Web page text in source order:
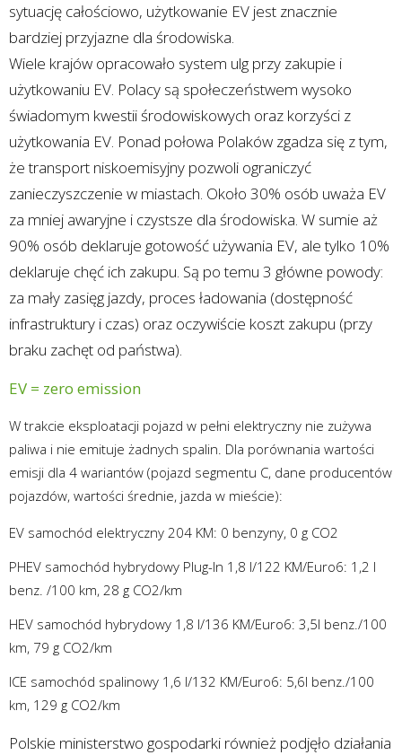
sytuację całościowo, użytkowanie EV jest znacznie
bardziej przyjazne dla środowiska.
Wiele krajów opracowało system ulg przy zakupie i
użytkowaniu EV. Polacy są społeczeństwem wysoko
świadomym kwestii środowiskowych oraz korzyści z
użytkowania EV. Ponad połowa Polaków zgadza się z tym,
że transport niskoemisyjny pozwoli ograniczyć
zanieczyszczenie w miastach. Około 30% osób uważa EV
za mniej awaryjne i czystsze dla środowiska. W sumie aż
90% osób deklaruje gotowość używania EV, ale tylko 10%
deklaruje chęć ich zakupu. Są po temu 3 główne powody:
za mały zasięg jazdy, proces ładowania (dostępność
infrastruktury i czas) oraz oczywiście koszt zakupu (przy
braku zachęt od państwa).
EV = zero emission
W trakcie eksploatacji pojazd w pełni elektryczny nie zużywa
paliwa i nie emituje żadnych spalin. Dla porównania wartości
emisji dla 4 wariantów (pojazd segmentu C, dane producentów
pojazdów, wartości średnie, jazda w mieście):
EV samochód elektryczny 204 KM: 0 benzyny, 0 g CO2
PHEV samochód hybrydowy Plug-In 1,8 l/122 KM/Euro6: 1,2 l
benz. /100 km, 28 g CO2/km
HEV samochód hybrydowy 1,8 l/136 KM/Euro6: 3,5l benz./100
km, 79 g CO2/km
ICE samochód spalinowy 1,6 l/132 KM/Euro6: 5,6l benz./100
km, 129 g CO2/km
Polskie ministerstwo gospodarki również podjęło działania